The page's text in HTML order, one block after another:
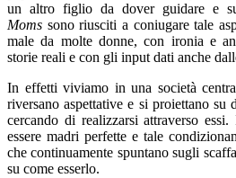
un altro figlio da dover guidare e
Moms sono riusciti a coniugare tale
male da molte donne, con ironia e
storie reali e con gli input dati anche
In effetti viviamo in una società
riversano aspettative e si proiettano
cercando di realizzarsi attraverso
essere madri perfette e tale
che continuamente spuntano sugli
su come esserlo.